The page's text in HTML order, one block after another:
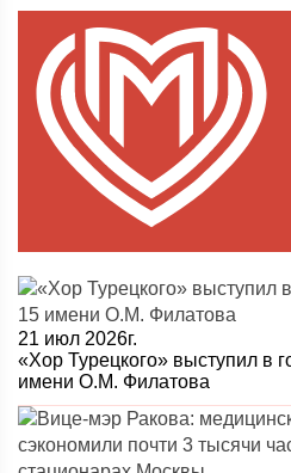
21 июл 2026г.
«Хор Турецкого» выступил в
имени О.М. Филатова